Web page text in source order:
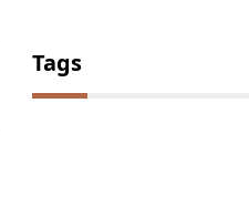
Tags